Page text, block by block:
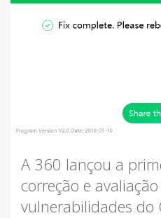
A 360 lançou a
correção e
vulnerabilidades do